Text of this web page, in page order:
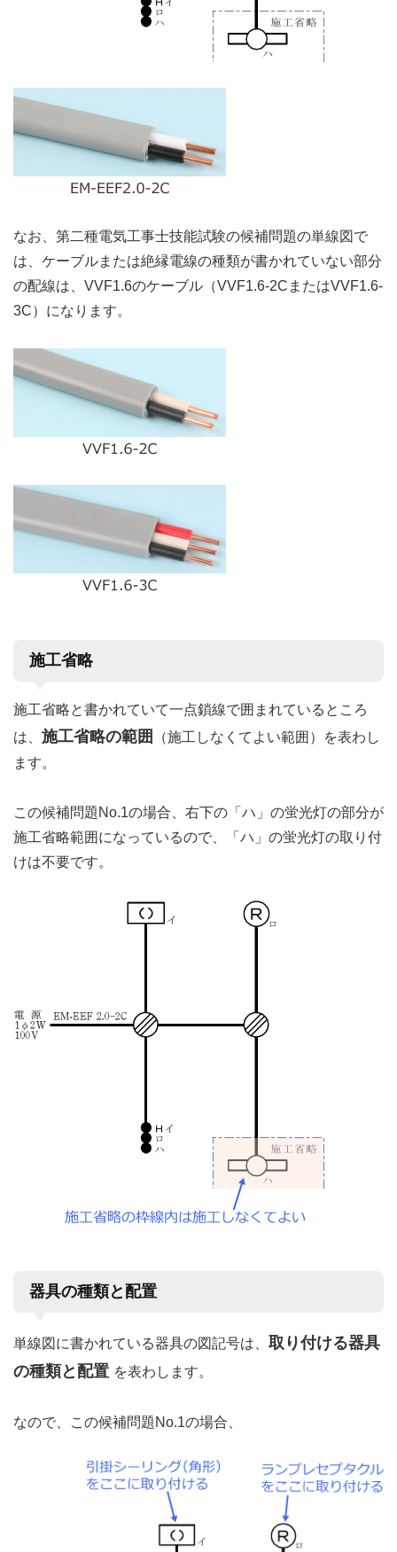
なお、第二種電気工事士技能試験の候補問題の単線図で
は、ケーブルまたは絶縁電線の種類が書かれていない部分
の配線は、VVF1.6のケーブル（VVF1.6-2CまたはVVF1.6-
3C）になります。
施工省略
施工省略と書かれていて一点鎖線で囲まれているところ
は、 施工省略の範囲
（施工しなくてよい範囲）を表わし
ます。
この候補問題No.1の場合、右下の「ハ」の蛍光灯の部分が
施工省略範囲になっているので、「ハ」の蛍光灯の取り付
けは不要です。
器具の種類と配置
単線図に書かれている器具の図記号は、 取り付ける器具
の種類と配置 を表わします。
なので、この候補問題No.1の場合、